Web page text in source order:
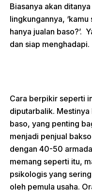
Biasanya akan
lingkungannya,
hanya jualan baso?’.
dan siap menghadapi.
Cara berpikir seperti
diputarbalik. Mestinya
baso, yang penting
menjadi penjual
dengan 40-50
memang seperti itu,
psikologis yang
oleh pemula usaha.